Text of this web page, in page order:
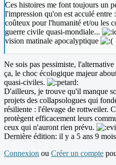
Ces histoires me font toujours un
l'impression qu'on est acculé
coûteux pour l'humanité et/ou les
guerre civile quasi-mondiale...
vision matinale apocalyptique
Ne sois pas pessimiste,
ça, le choc écologique majeur
quasi-civiles.
D'ailleurs, je trouve qu'il manque
projets des collapsologues qui
résiliente : l'élevage de rottweiler.
protègent efficacement leurs
ceux qui n'auront rien prévu.
Dernière édition: il y a 5 ans 9
Connexion ou Créer un compte